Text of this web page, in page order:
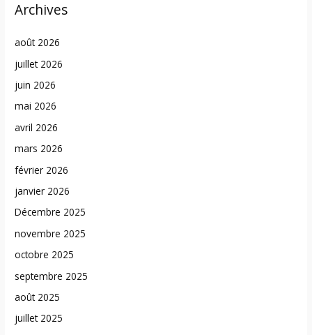
Archives
août 2026
juillet 2026
juin 2026
mai 2026
avril 2026
mars 2026
février 2026
janvier 2026
Décembre 2025
novembre 2025
octobre 2025
septembre 2025
août 2025
juillet 2025